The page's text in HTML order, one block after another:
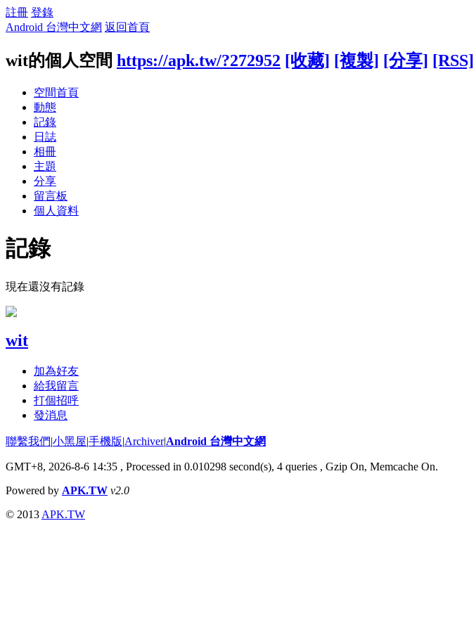
註冊 登錄
Android 台灣中文網 返回首頁
wit的個人空間 https://apk.tw/?272952 [收藏] [複製] [分享] [RSS]
空間首頁
動態
記錄
日誌
相冊
主題
分享
留言板
個人資料
記錄
現在還沒有記錄
wit
加為好友
給我留言
打個招呼
發消息
聯繫我們|小黑屋|手機版|Archiver|Android 台灣中文網
GMT+8, 2026-8-6 14:35 , Processed in 0.010298 second(s), 4 queries , Gzip On, Memcache On.
Powered by APK.TW v2.0
© 2013 APK.TW